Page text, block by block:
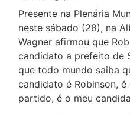
Presente na Plenária
neste sábado (28), na
Wagner afirmou que
candidato a prefeito de
que todo mundo saiba
candidato é Robinson,
partido, é o meu